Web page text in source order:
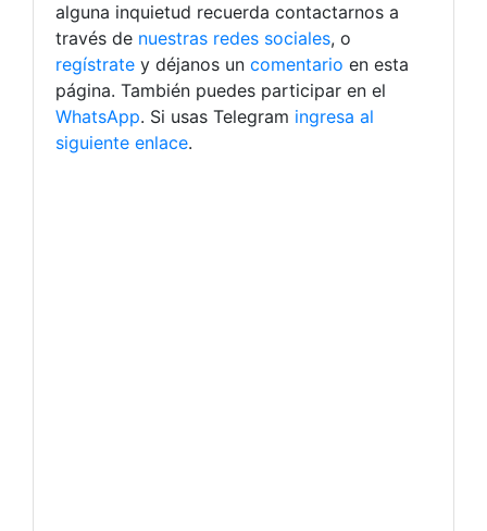
alguna inquietud recuerda contactarnos a
través de nuestras redes sociales, o
regístrate y déjanos un comentario en esta
página. También puedes participar en el
WhatsApp. Si usas Telegram ingresa al
siguiente enlace.